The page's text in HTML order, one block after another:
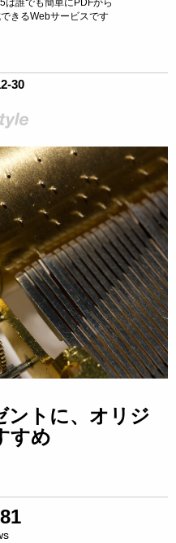
は誰でも簡単にPDFから
きるWebサービスです
30
ントに、オリジ
すめ